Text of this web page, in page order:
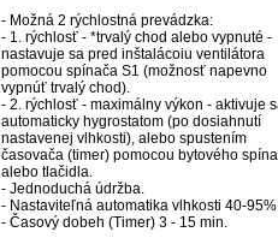
- Možná 2 rýchlostná prevádzka:
- 1. rýchlosť - *trvalý chod alebo vypnuté -
nastavuje sa pred inštalácoiu ventilátora
pomocou spínača S1 (možnosť napevno
vypnúť trvalý chod).
- 2. rýchlosť - maximálny výkon - aktivuje
automaticky hygrostatom (po dosiahnutí
nastavenej vlhkosti), alebo spustením
časovača (timer) pomocou bytového
alebo tlačidla.
- Jednoduchá údržba.
- Nastaviteľná automatika vlhkosti 40-
- Časový dobeh (Timer) 3 - 15 min.